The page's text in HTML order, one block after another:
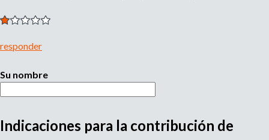
b
u
s
q
u
e
c
a
d
r
o
responder
Su nombre
Indicaciones para la contribución de